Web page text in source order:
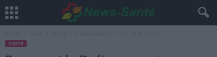
SANTÉ